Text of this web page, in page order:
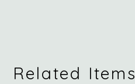
Related Items